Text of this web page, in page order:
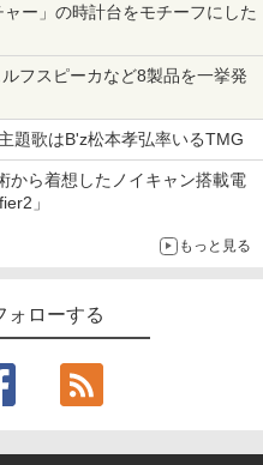
ャー」の時計台をモチーフにした
フスピーカなど8製品を一挙発
題歌はB'z松本孝弘率いるTMG
から着想したノイキャン搭載電
」
もっと見る
ォローする